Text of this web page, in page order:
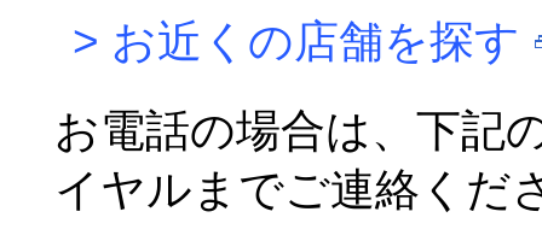
> お近くの店舗を探す
お電話の場合は、下記
イヤルまでご連絡くだ